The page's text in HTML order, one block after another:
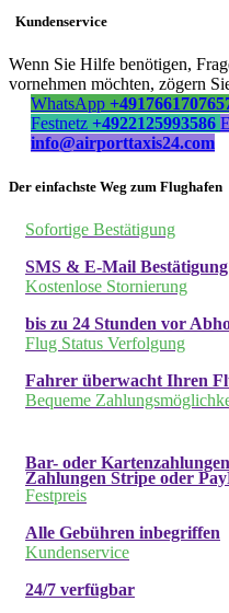
Kundenservice
Wenn Sie Hilfe benötigen,
vornehmen möchten, zögern
WhatsApp
Festnetz +4922125993586
info@airporttaxis24.com
Der einfachste Weg zum Flughafen
Sofortige Bestätigung
SMS & E-Mail Bestätigung
Kostenlose Stornierung
bis zu 24 Stunden vor
Flug Status Verfolgung
Fahrer überwacht Ihren
Bequeme
Bar- oder
Zahlungen Stripe oder
Festpreis
Alle Gebühren inbegriffen
Kundenservice
24/7 verfügbar